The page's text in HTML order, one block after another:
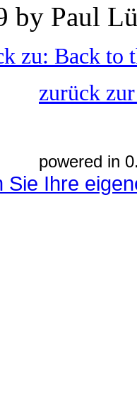
by Paul
zu: Back to
zurück
powered in
Sie Ihre